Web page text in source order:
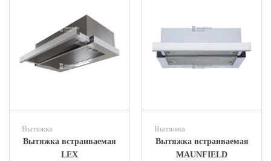
Вытяжка
Вытяжка встраиваемая
LEX
Вытяжка
Вытяжка встраиваемая
MAUNFIELD